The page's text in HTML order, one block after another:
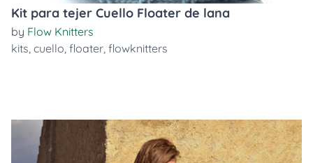
Kit para tejer Cuello Floater de lana
by Flow Knitters
kits, cuello, floater, flowknitters